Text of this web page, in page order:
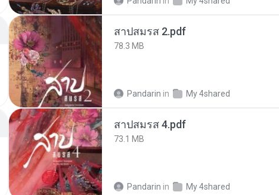
สาปสมรส 2.pdf
78.3 MB
Pandarin in My 4shared
สาปสมรส 4.pdf
73.1 MB
Pandarin in My 4shared